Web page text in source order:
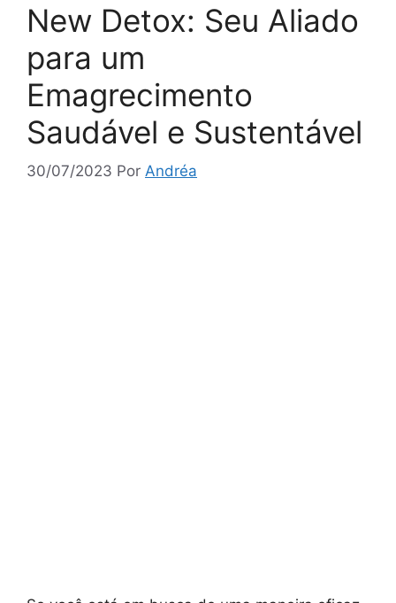
New Detox: Seu Aliado
para um
Emagrecimento
Saudável e Sustentável
30/07/2023 Por Andréa